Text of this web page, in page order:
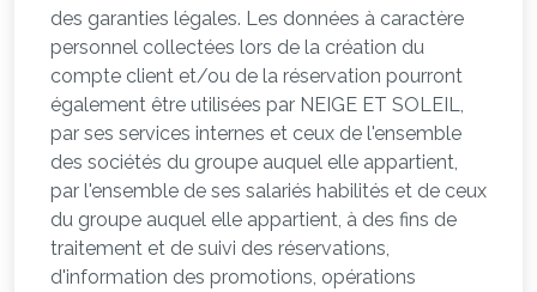
des garanties légales. Les données à caractère
personnel collectées lors de la création du
compte client et/ou de la réservation pourront
également être utilisées par NEIGE ET SOLEIL,
par ses services internes et ceux de l'ensemble
des sociétés du groupe auquel elle appartient,
par l'ensemble de ses salariés habilités et de ceux
du groupe auquel elle appartient, à des fins de
traitement et de suivi des réservations,
d'information des promotions, opérations